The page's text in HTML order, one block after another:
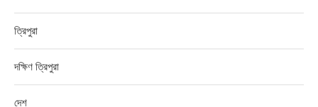
ত্রিপুরা
দক্ষিণ ত্রিপুরা
দেশ